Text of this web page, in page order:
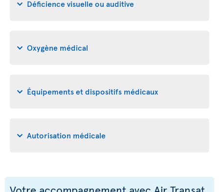
Déficience visuelle ou auditive
Oxygène médical
Équipements et dispositifs médicaux
Autorisation médicale